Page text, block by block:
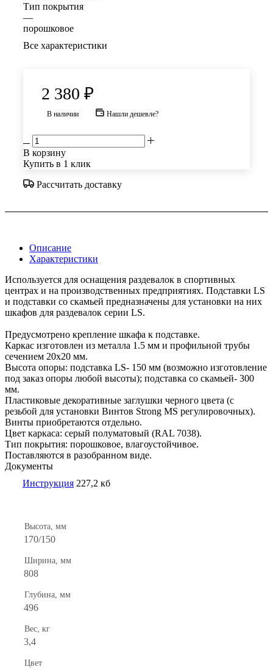
Тип покрытия
—
порошковое
Все характеристики
2 380 ₽
В наличии Нашли дешевле?
В корзину
Купить в 1 клик
Рассчитать доставку
Описание
Характеристики
Используется для оснащения раздевалок в спортивных
центрах и на производственных предприятиях. Подставки LS
и подставки со скамьей предназначены для установки на них
шкафов для раздевалок серии LS.
Предусмотрено крепление шкафа к подставке.
Каркас изготовлен из металла 1.5 мм и профильной трубы
сечением 20х20 мм.
Высота опоры: подставка LS- 150 мм (возможно изготовление
под заказ опоры любой высоты); подставка со скамьей- 300
мм.
Пластиковые декоративные заглушки черного цвета (с
резьбой для установки Винтов Strong MS регулировочных).
Винты приобретаются отдельно.
Цвет каркаса: серый полуматовый (RAL 7038).
Тип покрытия: порошковое, влагоустойчивое.
Поставляются в разобранном виде.
Документы
Инструкция 227,2 кб
Высота, мм
170/150
Ширина, мм
808
Глубина, мм
496
Вес, кг
3,4
Цвет